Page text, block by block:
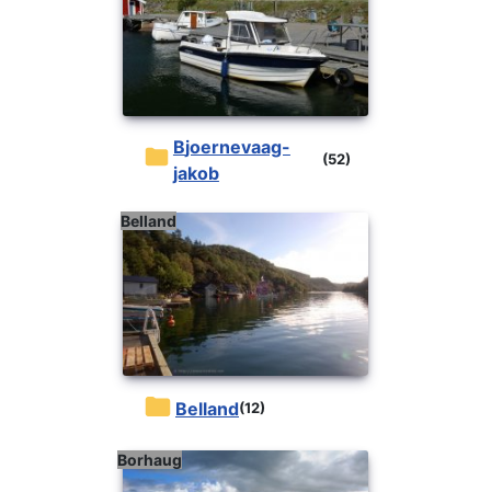
bjoernevaag-
jakob
(52)
Belland(12)
Belland
Borhaug